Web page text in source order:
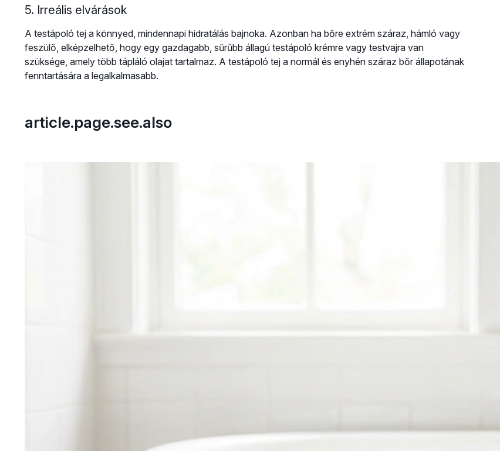
5. Irreális elvárások
A testápoló tej a könnyed, mindennapi hidratálás bajnoka. Azonban ha bőre extrém száraz, hámló vagy
feszülő, elképzelhető, hogy egy gazdagabb, sűrűbb állagú testápoló krémre vagy testvajra van
szüksége, amely több tápláló olajat tartalmaz. A testápoló tej a normál és enyhén száraz bőr állapotának
fenntartására a legalkalmasabb.
article.page.see.also